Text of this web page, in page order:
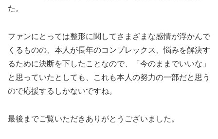
た。
ファンにとっては整形に関してさまざまな感情が浮かんで
くるものの、本人が長年のコンプレックス、悩みを解決す
るために決断を下したことなので、「今のままでいいな」
と思っていたとしても、これも本人の努力の一部だと思う
ので応援するしかないですね。
最後までご覧いただきありがとうございました。